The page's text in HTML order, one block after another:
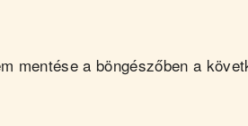
mentése a böngészőben a